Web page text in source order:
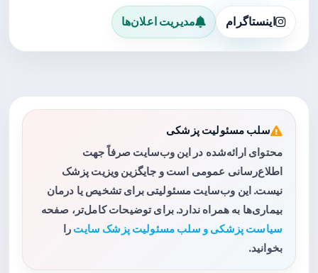
اینستاگرام مدیریت اعلان‌ها
سلب مسئولیت پزشکی
محتوای ارائه‌شده در این وب‌سایت صرفاً جهت
اطلاع‌رسانی عمومی است و جایگزین ویزیت پزشک
نیست. این وب‌سایت مسئولیتی برای تشخیص یا درمان
بیماری‌ها به همراه ندارد. برای توضیحات کامل‌تر، صفحه
سیاست پزشکی و سلب مسئولیت پزشک سایت را
بخوانید.